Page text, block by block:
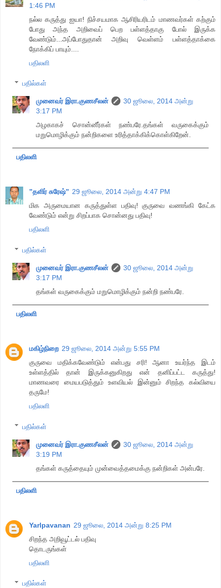
1:46 PM
நல்ல கருத்து ஐயா! நிச்சயமாக ஆசிரியரிடம் மாணவர்கள் கற்கும்
போது அந்த அறிவைப் பெற பள்ளத்தாகு போல் இருக்க
வேண்டும்...அப்போதுதான் அறிவு வெள்ளம் பள்ளத்தாக்கை
நோக்கிப் பாயும்....
பதிலளி
பதில்கள்
முனைவர் இரா.குணசீலன்
30 ஜூலை, 2014 அன்று
3:17 PM
அழகாகச் சொன்னீர்கள் நண்பரே.தங்கள் வருகைக்கும்
மறுமொழிக்கும் நன்றிகளை உரித்தாக்கிக்கொள்கிறேன்.
பதிலளி
”தளிர் சுரேஷ்” 29 ஜூலை, 2014 அன்று 4:47 PM
மிக அருமையான கருத்துள்ள பதிவு! குருவை வணங்கி கேட்க
வேண்டும் என்று சிறப்பாக சொன்னது பதிவு!
பதிலளி
பதில்கள்
முனைவர் இரா.குணசீலன்
30 ஜூலை, 2014 அன்று
3:17 PM
தங்கள் வருகைக்கும் மறுமொழிக்கும் நன்றி நண்பரே.
பதிலளி
மகிழ்நிறை 29 ஜூலை, 2014 அன்று 5:55 PM
குருவை மதிக்கவேண்டும் என்பது சரி! ஆனா உயர்ந்த இடம்
உள்ளத்தில் தான் இருக்கனுகிறது என் தனிப்பட்ட கருத்து!
மாணவரை மையபடுத்தும் உளவியல் இன்னும் சிறந்த கல்வியை
தருமே!
பதிலளி
பதில்கள்
முனைவர் இரா.குணசீலன்
30 ஜூலை, 2014 அன்று
3:19 PM
தங்கள் கருத்தையும் முன்வைத்தமைக்கு நன்றிகள் அன்பரே.
பதிலளி
Yarlpavanan 29 ஜூலை, 2014 அன்று 8:25 PM
சிறந்த அறிவூட்டல் பதிவு
தொடருங்கள்
பதிலளி
பதில்கள்